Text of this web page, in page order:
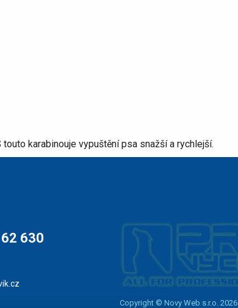
karabinouje vypuštění psa snažší a rychlejší.
630
Copyright © Novy Web s.r.o. 2026